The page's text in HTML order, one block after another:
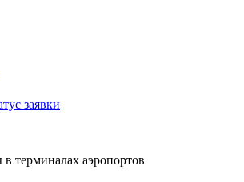
заявки
в терминалах аэропортов